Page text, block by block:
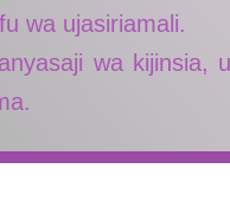
wa ujasiriamali.
wa kijinsia,